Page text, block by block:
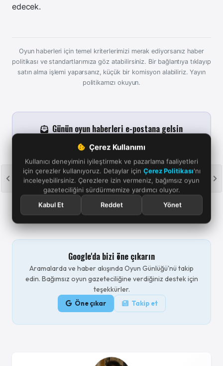
Çerez Kullanımı
Kullanıcı deneyimini iyileştirmek ve pazarlama faaliyetleri
için çerezler kullanıyoruz. Detaylar için Çerez Politikası'nı
inceleyebilirsiniz. Çerezlere izin vermeniz, bağımsız oyun
gazeteciliğini sürdürmemize yardımcı oluyor.
Kabul Et
Reddet Yönet
edecek.
Oyun haberleri için temel kriterlerimizi merak ediyorsanız haber
politikası ve standartlarımıza göz atabilirsiniz. Bir bağlantıya tıklayıp
satın alma işlemi yaparsanız, küçük bir komisyon alabiliriz.Yayın
politikamızı okuyun.
Günün oyun haberleri e-postana gelsin
haberlerini tek mailde derliyoruz. Kaçırma; istediğin an
tek tıkla ayrılırsın.
Abone ol
Aydınlatma metniniokudum, günlük haber e-postası almayı
kabul ediyorum.
Google'da bizi öne çıkarın
Aramalarda ve haber akışında Oyun Günlüğü'nü takip
edin. Bağımsız oyun gazeteciliğine verdiğiniz destek için
teşekkürler.
Öne çıkar Takip et